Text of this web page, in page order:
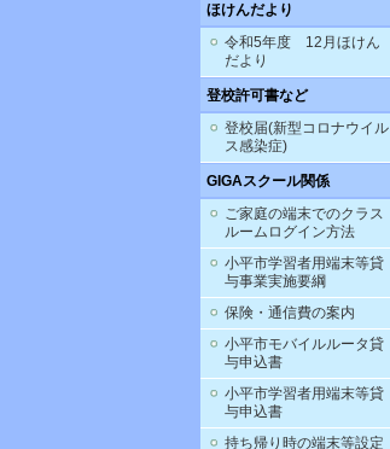
ほけんだより
令和5年度 12月ほけん
だより
登校許可書など
登校届(新型コロナウイル
ス感染症)
GIGAスクール関係
ご家庭の端末でのクラス
ルームログイン方法
小平市学習者用端末等貸
与事業実施要綱
保険・通信費の案内
小平市モバイルルータ貸
与申込書
小平市学習者用端末等貸
与申込書
持ち帰り時の端末等設定